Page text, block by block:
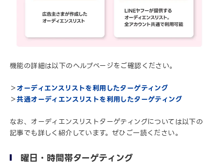
機能の詳細は以下のヘルプページをご確認ください。
＞オーディエンスリストを利用したターゲティング
＞共通オーディエンスリストを利用したターゲティング
なお、オーディエンスリストターゲティングについては以下の
記事でも詳しく紹介しています。ぜひご一読ください。
曜日・時間帯ターゲティング